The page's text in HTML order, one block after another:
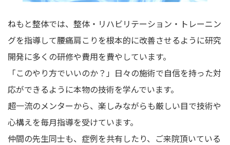
ねもと整体では、整体・リハビリテーション・トレーニン
グを指導して腰痛肩こりを根本的に改善させるように研究
開発に多くの研修や費用を費やしています。
「このやり方でいいのか？」日々の施術で自信を持った対
応ができるように本物の技術を学んでいます。
超一流のメンターから、楽しみながらも厳しい目で技術や
心構えを毎月指導を受けています。
仲間の先生同士も、症例を共有したり、ご来院頂いている